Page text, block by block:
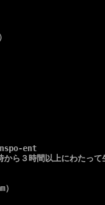
ent
から３時間以上にわたっ